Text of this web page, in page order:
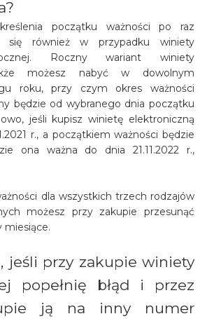
początku ważności po raz
się również w przypadku winiety
Roczny wariant winiety
możesz nabyć w dowolnym
roku, przy czym okres ważności
będzie od wybranego dnia początku
jeśli kupisz winietę elektroniczną
r., a początkiem ważności będzie
ona ważna do dnia 21.11.2022 r.,
dla wszystkich trzech rodzajów
możesz przy zakupie przesunąć
miesiące.
jeśli przy zakupie winiety
popełnię błąd i przez
ją na inny numer